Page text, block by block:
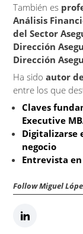
También es
Análisis
del Sector
Dirección
Dirección
Ha sidoautor
entre los que
Claves
Executive
Digitalizarse
negocio
Entrevista
Follow Miguel